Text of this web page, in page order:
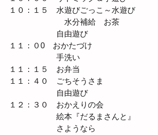
１０：１５　水遊びごっこ～水遊び
水分補給　お茶
自由遊び
１１：０0　おかたづけ
手洗い
１１：１５　お弁当
１１：４０　ごちそうさま
自由遊び
１２：３０　おかえりの会
絵本『だるまさんと』
さようなら